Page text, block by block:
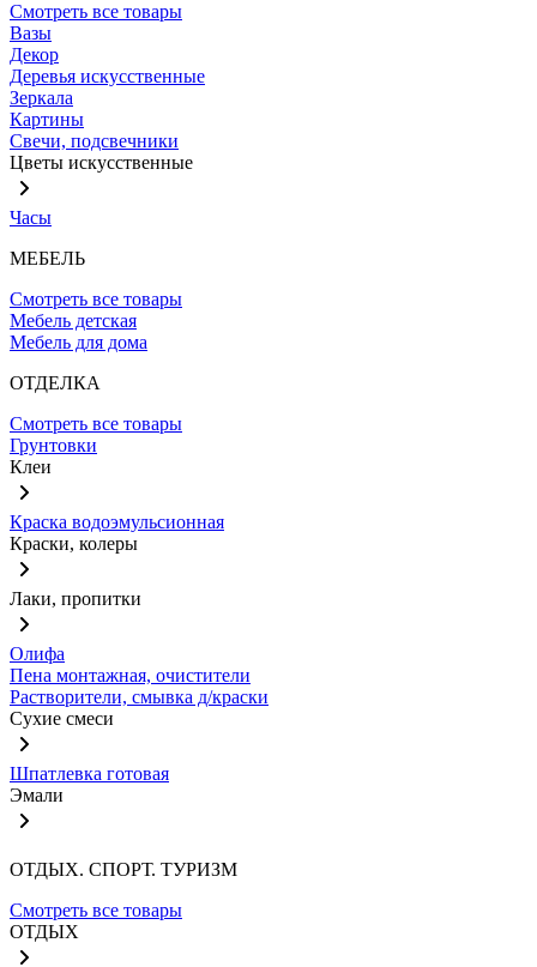
Смотреть все товары
Вазы
Декор
Деревья искусственные
Зеркала
Картины
Свечи, подсвечники
Цветы искусственные
Часы
МЕБЕЛЬ
Смотреть все товары
Мебель детская
Мебель для дома
ОТДЕЛКА
Смотреть все товары
Грунтовки
Клеи
Краска водоэмульсионная
Краски, колеры
Лаки, пропитки
Олифа
Пена монтажная, очистители
Растворители, смывка д/краски
Сухие смеси
Шпатлевка готовая
Эмали
ОТДЫХ. СПОРТ. ТУРИЗМ
Смотреть все товары
ОТДЫХ